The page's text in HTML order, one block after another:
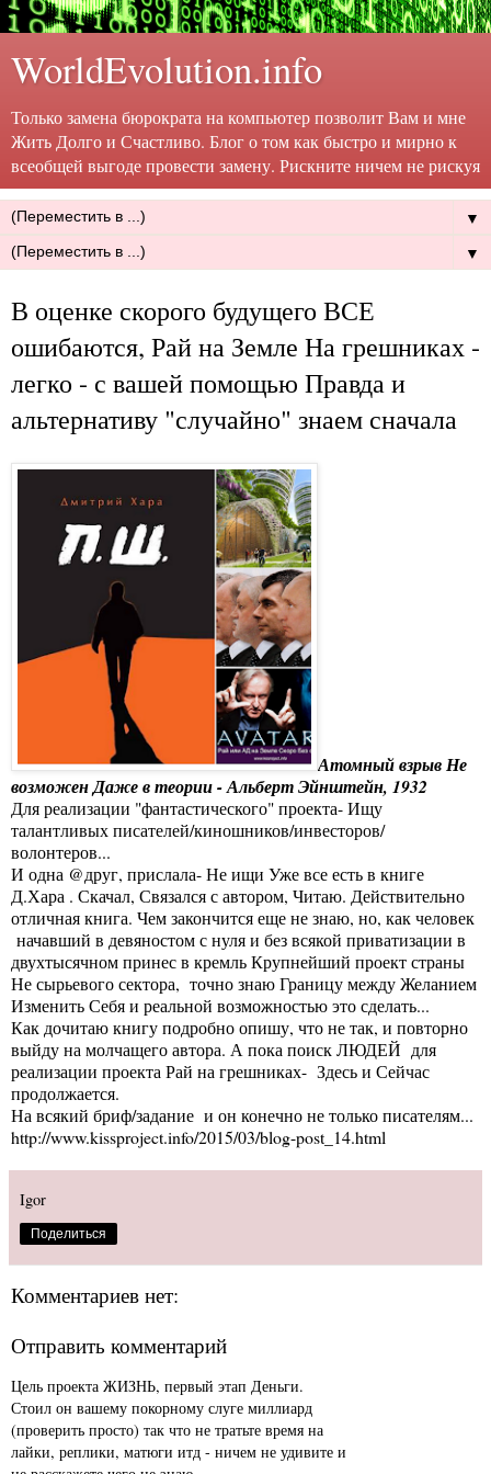
WorldEvolution.info
Только замена бюрократа на компьютер позволит Вам и мне
Жить Долго и Счастливо. Блог о том как быстро и мирно к
всеобщей выгоде провести замену. Рискните ничем не рискуя
▼
▼
В оценке скорого будущего ВСЕ
ошибаются, Рай на Земле На грешниках -
легко - с вашей помощью Правда и
альтернативу "случайно" знаем сначала
Атомный взрыв Не
возможен Даже в теории - Альберт Эйнштейн, 1932
Для реализации "фантастического" проекта- Ищу
талантливых писателей/киношников/инвесторов/
волонтеров...
И одна @друг, прислала- Не ищи Уже все есть в книге
Д.Хара . Скачал, Связался с автором, Читаю. Действительно
отличная книга. Чем закончится еще не знаю, но, как человек
начавший в девяностом с нуля и без всякой приватизации в
двухтысячном принес в кремль Крупнейший проект страны
Не сырьевого сектора, точно знаю Границу между Желанием
Изменить Себя и реальной возможностью это сделать...
Как дочитаю книгу подробно опишу, что не так, и повторно
выйду на молчащего автора. А пока поиск ЛЮДЕЙ для
реализации проекта Рай на грешниках- Здесь и Сейчас
продолжается.
На всякий бриф/задание и он конечно не только писателям...
http://www.kissproject.info/2015/03/blog-post_14.html
Igor
Поделиться
Комментариев нет:
Отправить комментарий
Цель проекта ЖИЗНЬ, первый этап Деньги.
Стоил он вашему покорному слуге миллиард
(проверить просто) так что не тратьте время на
лайки, реплики, матюги итд - ничем не удивите и